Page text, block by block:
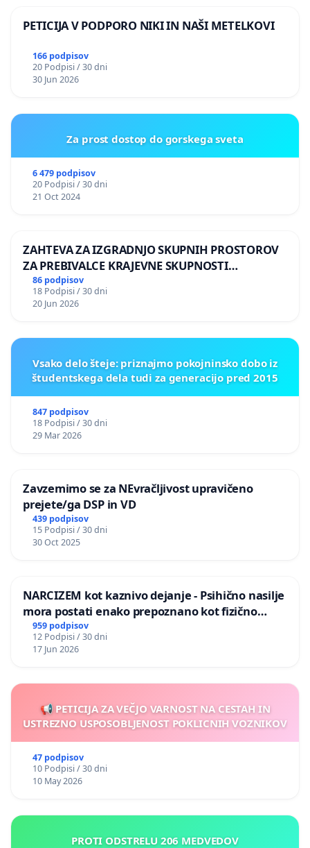
PETICIJA V PODPORO NIKI IN NAŠI METELKOVI
166 podpisov
20 Podpisi / 30 dni
30 Jun 2026
Za prost dostop do gorskega sveta
6 479 podpisov
20 Podpisi / 30 dni
21 Oct 2024
ZAHTEVA ZA IZGRADNJO SKUPNIH PROSTOROV
ZA PREBIVALCE KRAJEVNE SKUPNOSTI
PRESTRANEK
86 podpisov
18 Podpisi / 30 dni
20 Jun 2026
Vsako delo šteje: priznajmo pokojninsko dobo iz
študentskega dela tudi za generacijo pred 2015
847 podpisov
18 Podpisi / 30 dni
29 Mar 2026
Zavzemimo se za NEvračljivost upravičeno
prejete/ga DSP in VD
439 podpisov
15 Podpisi / 30 dni
30 Oct 2025
NARCIZEM kot kaznivo dejanje - Psihično nasilje
mora postati enako prepoznano kot fizično
nasilje
959 podpisov
12 Podpisi / 30 dni
17 Jun 2026
📢 PETICIJA ZA VEČJO VARNOST NA CESTAH IN
USTREZNO USPOSOBLJENOST POKLICNIH VOZNIKOV
47 podpisov
10 Podpisi / 30 dni
10 May 2026
PROTI ODSTRELU 206 MEDVEDOV